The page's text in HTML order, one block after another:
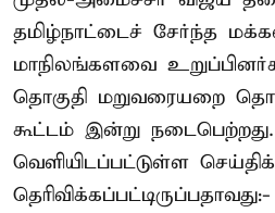
தமிழ்நாட்டைச் சேர்ந்த
மாநிலங்களவை
தொகுதி மறுவரையறை
கூட்டம் இன்று
வெளியிடப்பட்டுள்ள
தெரிவிக்கப்பட்டிருப்பதாவது:-